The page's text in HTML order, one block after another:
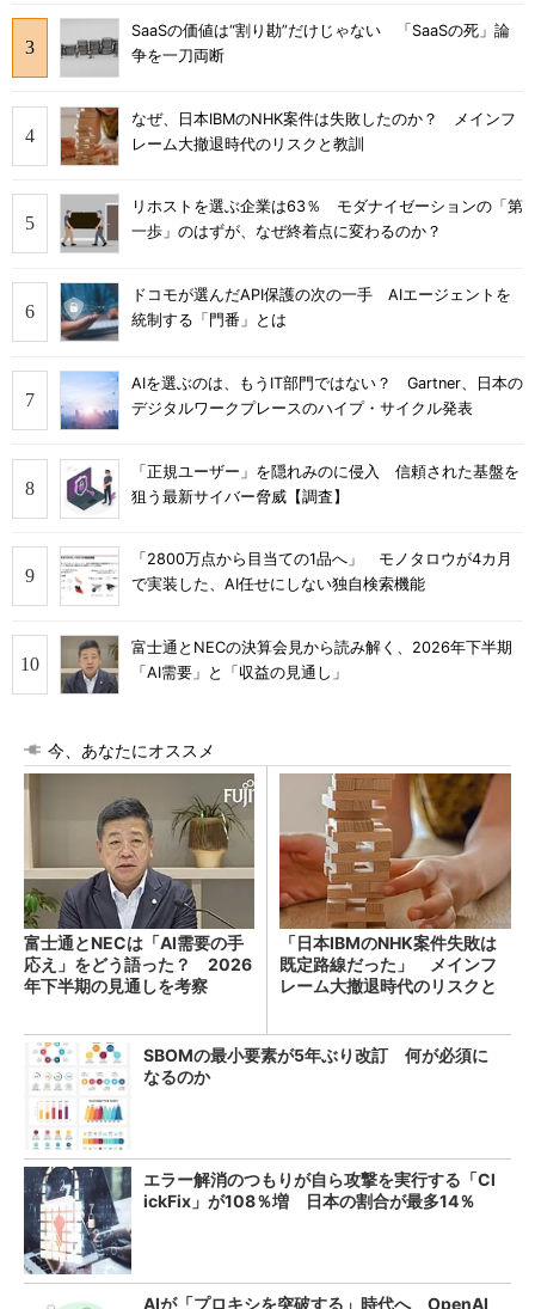
SaaSの価値は“割り勘”だけじゃない 「SaaSの死」論
争を一刀両断
なぜ、日本IBMのNHK案件は失敗したのか？ メインフ
レーム大撤退時代のリスクと教訓
リホストを選ぶ企業は63％ モダナイゼーションの「第
一歩」のはずが、なぜ終着点に変わるのか？
ドコモが選んだAPI保護の次の一手 AIエージェントを
統制する「門番」とは
AIを選ぶのは、もうIT部門ではない？ Gartner、日本の
デジタルワークプレースのハイプ・サイクル発表
「正規ユーザー」を隠れみのに侵入 信頼された基盤を
狙う最新サイバー脅威【調査】
「2800万点から目当ての1品へ」 モノタロウが4カ月
で実装した、AI任せにしない独自検索機能
富士通とNECの決算会見から読み解く、2026年下半期
「AI需要」と「収益の見通し」
今、あなたにオススメ
富士通とNECは「AI需要の手
応え」をどう語った？ 2026
年下半期の見通しを考察
「日本IBMのNHK案件失敗は
既定路線だった」 メインフ
レーム大撤退時代のリスクと
SBOMの最小要素が5年ぶり改訂 何が必須に
なるのか
エラー解消のつもりが自ら攻撃を実行する「Cl
ickFix」が108％増 日本の割合が最多14％
AIが「プロキシを突破する」時代へ OpenAI